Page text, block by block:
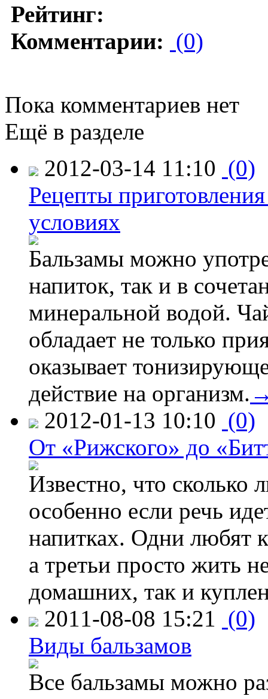
Рейтинг:
Комментарии: (0)
Пока комментариев нет
Ещё в разделе
2012-03-14 11:10 (0)
Рецепты
условиях
Бальзамы можно
напиток, так и в
минеральной водой.
обладает не только
оказывает
действие на организм.
2012-01-13 10:10 (0)
От «Рижского» до
Известно, что сколько
особенно если речь
напитках. Одни любят
а третьи просто жить
домашних, так и
2011-08-08 15:21 (0)
Виды бальзамов
Все бальзамы можно